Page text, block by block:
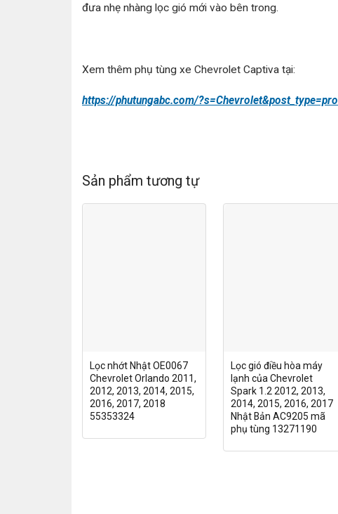
đưa nhẹ nhàng lọc gió mới vào bên trong.
Xem thêm phụ tùng xe Chevrolet Captiva tại:
https://phutungabc.com/
Sản phẩm tương tự
Lọc nhớt Nhật OE0067
Chevrolet Orlando 2011,
2012, 2013, 2014, 2015,
2016, 2017, 2018
55353324
Lọc gió điều hòa máy
lạnh của Chevrolet
Spark 1.2 2012, 2013,
2014, 2015, 2016, 2017
Nhật Bản AC9205 mã
phụ tùng 13271190